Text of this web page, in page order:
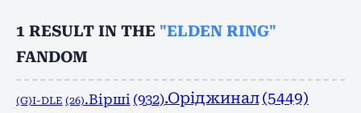
1 RESULT IN THE "ELDEN RING"
FANDOM
(G)I-DLE (26).Вірші (932).Оріджинал (5449)